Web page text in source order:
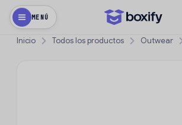
MENÚ
Inicio Todos los productos Outwear